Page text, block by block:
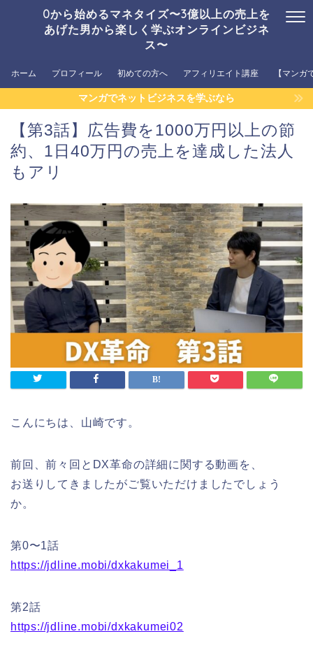
0から始めるマネタイズ〜3億以上の売上を
あげた男から楽しく学ぶオンラインビジネ
ス〜
ホーム プロフィール 初めての方へ アフィリエイト講座 【マン
マンガでネットビジネスを学ぶなら
【第3話】広告費を1000万円以上の節
約、1日40万円の売上を達成した法人
もアリ
こんにちは、山崎です。
前回、前々回とDX革命の詳細に関する動画を、
お送りしてきましたがご覧いただけましたでしょう
か。
第0〜1話
https://jdline.mobi/dxkakumei_1
第2話
https://jdline.mobi/dxkakumei02